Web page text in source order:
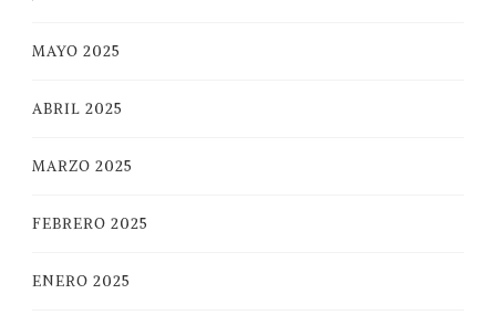
MAYO 2025
ABRIL 2025
MARZO 2025
FEBRERO 2025
ENERO 2025